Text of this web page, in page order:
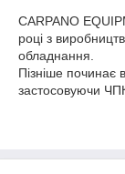
CARPANO
році з
обладнання.
Пізніше починає
застосовуючи
керувати, що,
Подальше